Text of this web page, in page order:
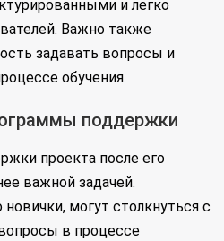
и легко
Важно также
задавать вопросы и
обучения.
поддержки
проекта после его
важной задачей.
могут столкнуться с
в процессе